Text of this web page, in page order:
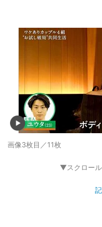
画像3枚目／11枚
▼スクロー